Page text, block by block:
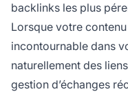
backlinks les plus
Lorsque votre
incontournable dans
naturellement des
gestion d’échanges